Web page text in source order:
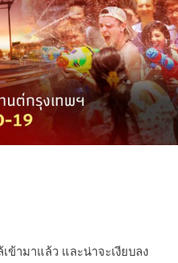
ข้ามาแล้ว และน่าจะเงียบลง